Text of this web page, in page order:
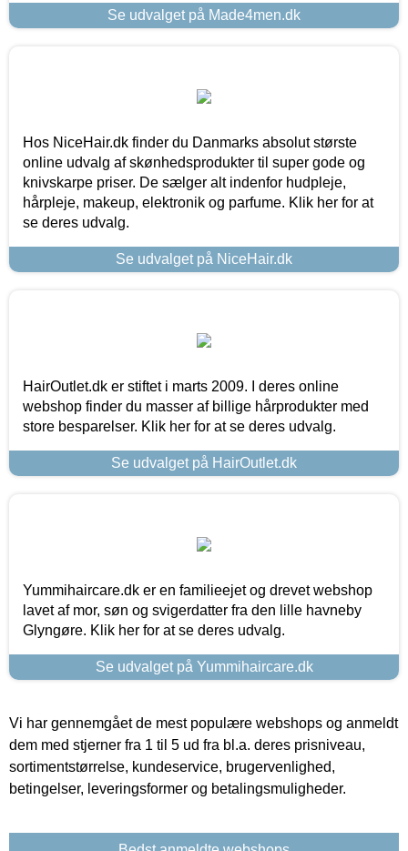
Se udvalget på Made4men.dk
Hos NiceHair.dk finder du Danmarks absolut største
online udvalg af skønhedsprodukter til super gode og
knivskarpe priser. De sælger alt indenfor hudpleje,
hårpleje, makeup, elektronik og parfume. Klik her for at
se deres udvalg.
Se udvalget på NiceHair.dk
HairOutlet.dk er stiftet i marts 2009. I deres online
webshop finder du masser af billige hårprodukter med
store besparelser. Klik her for at se deres udvalg.
Se udvalget på HairOutlet.dk
Yummihaircare.dk er en familieejet og drevet webshop
lavet af mor, søn og svigerdatter fra den lille havneby
Glyngøre. Klik her for at se deres udvalg.
Se udvalget på Yummihaircare.dk
Vi har gennemgået de mest populære webshops og anmeldt
dem med stjerner fra 1 til 5 ud fra bl.a. deres prisniveau,
sortimentstørrelse, kundeservice, brugervenlighed,
betingelser, leveringsformer og betalingsmuligheder.